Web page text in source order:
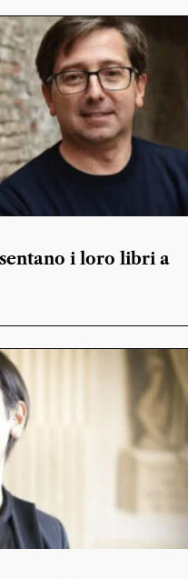
i loro libri a